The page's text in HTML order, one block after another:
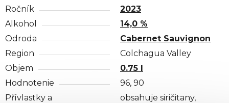
Ročník
2023
Alkohol
14,0 %
Odroda
Cabernet Sauvignon
Region
Colchagua Valley
Objem
0.75 l
Hodnotenie
96, 90
Přívlastky a
obsahuje siričitany,